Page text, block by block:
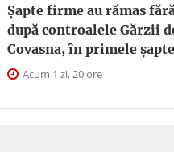
Șapte firme au rămas
după controalele Gărzii
Covasna, în primele
Acum 1 zi, 20 ore